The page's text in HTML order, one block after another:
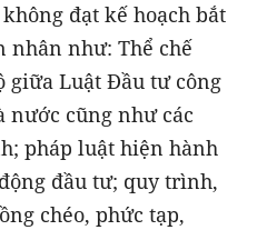
đạt kế hoạch bắt
nhân như: Thể chế
giữa Luật Đầu tư công
nước cũng như các
pháp luật hiện hành
đầu tư; quy trình,
chéo, phức tạp,